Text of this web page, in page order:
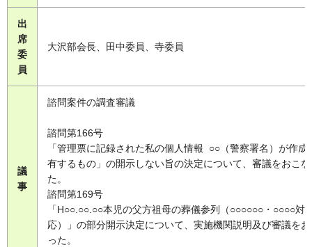
出
席
委
員
大沢部会長、田中委員、寺委員
議
事
諮問案件の調査審議
諮問第166号
「管理票に記録された私の個人情報 ○○（警察署名）が作成
有するもの」の開示しない旨の決定について、審議をおこ
た。
諮問第169号
「H○○.○○.○○本児の父方祖母の葬儀参列（○○○○○○・○○○○対
応）」の部分開示決定について、実施機関説明及び審議を
った。